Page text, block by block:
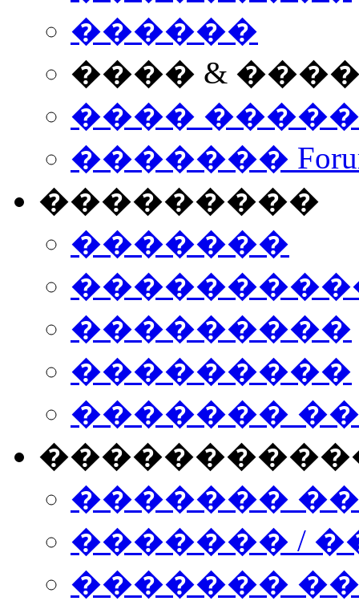
������
���� &
����
�������
���������
�������
���������
���������
�������
�������
������� /
�������